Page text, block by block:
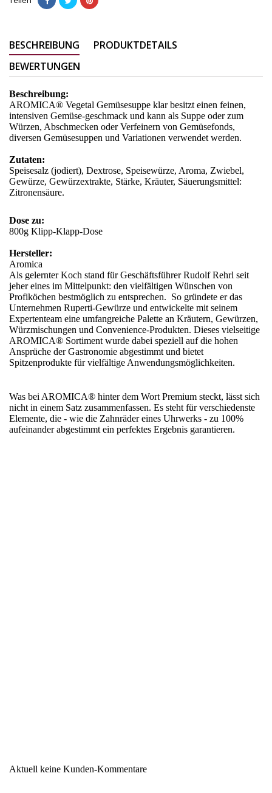
BESCHREIBUNG
PRODUKTDETAILS
BEWERTUNGEN
Beschreibung:
AROMICA® Vegetal Gemüsesuppe klar besitzt einen feinen,
intensiven Gemüse-geschmack und kann als Suppe oder zum
Würzen, Abschmecken oder Verfeinern von Gemüsefonds,
diversen Gemüsesuppen und Variationen verwendet werden.
Zutaten:
Speisesalz (jodiert), Dextrose, Speisewürze, Aroma, Zwiebel,
Gewürze, Gewürzextrakte, Stärke, Kräuter, Säuerungsmittel:
Zitronensäure.
Dose zu:
800g Klipp-Klapp-Dose
Hersteller:
Aromica
Als gelernter Koch stand für Geschäftsführer Rudolf Rehrl seit
jeher eines im Mittelpunkt: den vielfältigen Wünschen von
Profiköchen bestmöglich zu entsprechen. So gründete er das
Unternehmen Ruperti-Gewürze und entwickelte mit seinem
Expertenteam eine umfangreiche Palette an Kräutern, Gewürzen,
Würzmischungen und Convenience-Produkten. Dieses vielseitige
AROMICA® Sortiment wurde dabei speziell auf die hohen
Ansprüche der Gastronomie abgestimmt und bietet
Spitzenprodukte für vielfältige Anwendungsmöglichkeiten.
Was bei AROMICA® hinter dem Wort Premium steckt, lässt sich
nicht in einem Satz zusammenfassen. Es steht für verschiedenste
Elemente, die - wie die Zahnräder eines Uhrwerks - zu 100%
aufeinander abgestimmt ein perfektes Ergebnis garantieren.
Aktuell keine Kunden-Kommentare